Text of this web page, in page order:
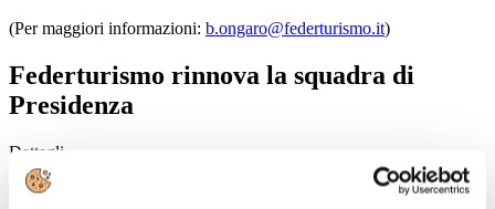
(Per maggiori informazioni: b.ongaro@federturismo.it)
Federturismo rinnova la squadra di
Presidenza
Dettagli